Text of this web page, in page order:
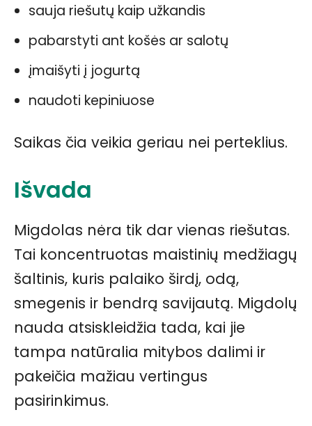
sauja riešutų kaip užkandis
pabarstyti ant košės ar salotų
įmaišyti į jogurtą
naudoti kepiniuose
Saikas čia veikia geriau nei perteklius.
Išvada
Migdolas nėra tik dar vienas riešutas.
Tai koncentruotas maistinių medžiagų
šaltinis, kuris palaiko širdį, odą,
smegenis ir bendrą savijautą. Migdolų
nauda atsiskleidžia tada, kai jie
tampa natūralia mitybos dalimi ir
pakeičia mažiau vertingus
pasirinkimus.